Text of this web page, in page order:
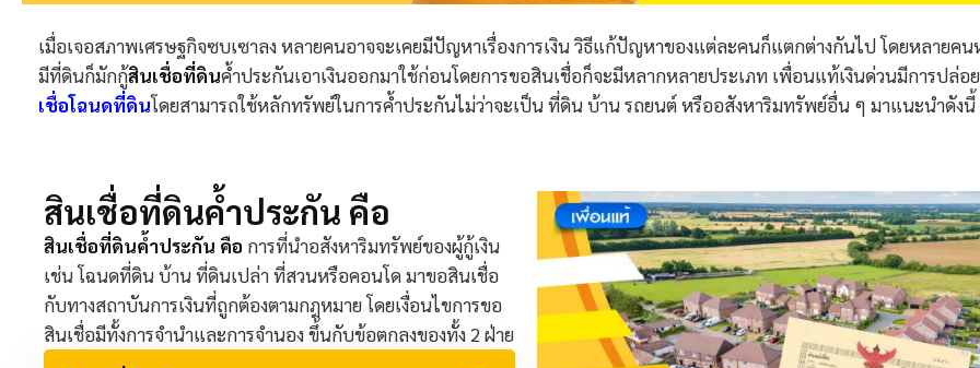
เมื่อเจอสภาพเศรษฐกิจซบเซาลง หลายคนอาจจะเคยมีปัญหาเรื่องการเงิน วิธีแก้ปัญหาของแต่ละคนก็แตกต่างกันไป โดยหลายคน
มีที่ดินก็มักกู้สินเชื่อที่ดินค้ำประกันเอาเงินออกมาใช้ก่อนโดยการขอสินเชื่อก็จะมีหลากหลายประเภท เพื่อนแท้เงินด่วนมีการปล่อย
เชื่อโฉนดที่ดินโดยสามารถใช้หลักทรัพย์ในการค้ำประกันไม่ว่าจะเป็น ที่ดิน บ้าน รถยนต์ หรืออสังหาริมทรัพย์อื่น ๆ มาแนะนำดังนี้
สินเชื่อที่ดินค้ำประกัน คือ​
สินเชื่อที่ดินค้ำประกัน คือ การที่นำอสังหาริมทรัพย์ของผู้กู้เงิน
เช่น โฉนดที่ดิน บ้าน ที่ดินเปล่า ที่สวนหรือคอนโด มาขอสินเชื่อ
กับทางสถาบันการเงินที่ถูกต้องตามกฎหมาย โดยเงื่อนไขการขอ
สินเชื่อมีทั้งการจำนำและการจำนอง ขึ้นกับข้อตกลงของทั้ง 2 ฝ่าย